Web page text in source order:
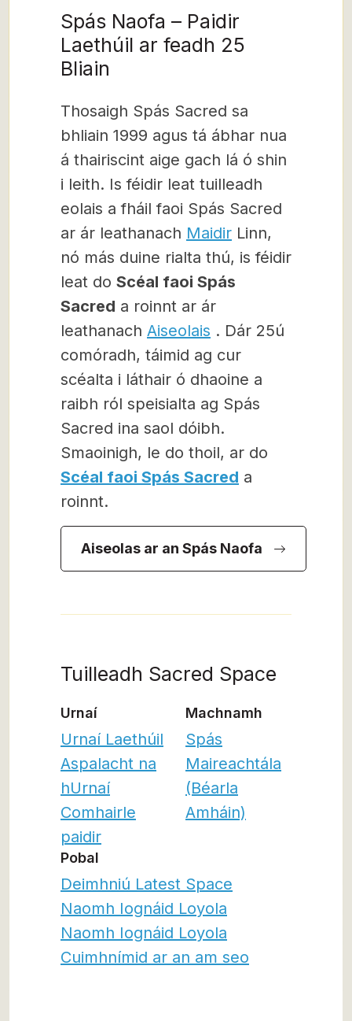
Spás Naofa – Paidir
Laethúil ar feadh 25
Bliain
Thosaigh Spás Sacred sa
bhliain 1999 agus tá ábhar nua
á thairiscint aige gach lá ó shin
i leith. Is féidir leat tuilleadh
eolais a fháil faoi Spás Sacred
ar ár leathanach Maidir Linn,
nó más duine rialta thú, is féidir
leat do Scéal faoi Spás
Sacred a roinnt ar ár
leathanach Aiseolais . Dár 25ú
comóradh, táimid ag cur
scéalta i láthair ó dhaoine a
raibh ról speisialta ag Spás
Sacred ina saol dóibh.
Smaoinigh, le do thoil, ar do
Scéal faoi Spás Sacred a
roinnt.
Aiseolas ar an Spás Naofa
Tuilleadh Sacred Space
Urnaí
Urnaí Laethúil
Aspalacht na
hUrnaí
Comhairle
paidir
Machnamh
Spás
Maireachtála
(Béarla
Amháin)
Pobal
Deimhniú Latest Space
Naomh Iognáid Loyola
Naomh Iognáid Loyola
Cuimhnímid ar an am seo